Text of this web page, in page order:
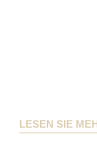
LESEN SIE